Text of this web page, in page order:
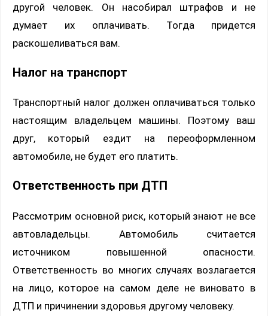
другой человек. Он насобирал штрафов и не
думает их оплачивать. Тогда придется
раскошеливаться вам.
Налог на транспорт
Транспортный налог должен оплачиваться только
настоящим владельцем машины. Поэтому ваш
друг, который ездит на переоформленном
автомобиле, не будет его платить.
Ответственность при ДТП
Рассмотрим основной риск, который знают не все
автовладельцы. Автомобиль считается
источником повышенной опасности.
Ответственность во многих случаях возлагается
на лицо, которое на самом деле не виновато в
ДТП и причинении здоровья другому человеку.